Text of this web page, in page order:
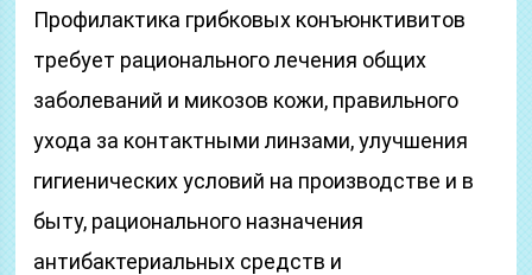
Профилактика грибковых конъюнктивитов
требует рационального лечения общих
заболеваний и микозов кожи, правильного
ухода за контактными линзами, улучшения
гигиенических условий на производстве и в
быту, рационального назначения
антибактериальных средств и